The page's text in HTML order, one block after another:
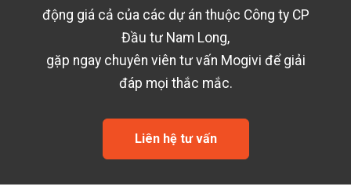
động giá cả của các dự án thuộc Công ty CP
Đầu tư Nam Long,
gặp ngay chuyên viên tư vấn Mogivi để giải
đáp mọi thắc mắc.
Liên hệ tư vấn